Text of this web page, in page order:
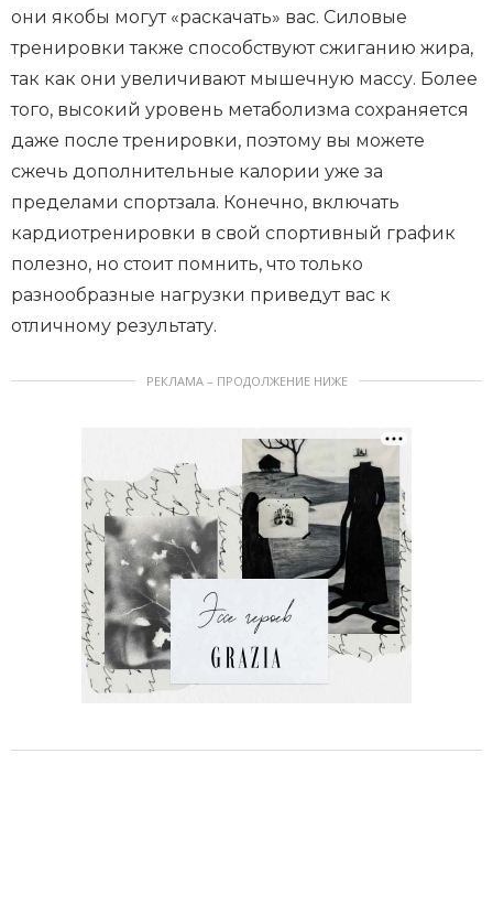
они якобы могут «раскачать» вас. Силовые
тренировки также способствуют сжиганию жира,
так как они увеличивают мышечную массу. Более
того, высокий уровень метаболизма сохраняется
даже после тренировки, поэтому вы можете
сжечь дополнительные калории уже за
пределами спортзала. Конечно, включать
кардиотренировки в свой спортивный график
полезно, но стоит помнить, что только
разнообразные нагрузки приведут вас к
отличному результату.
РЕКЛАМА – ПРОДОЛЖЕНИЕ НИЖЕ